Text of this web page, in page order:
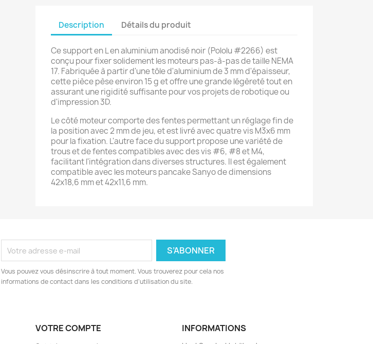
Description Détails du produit
Ce support en L en aluminium anodisé noir (Pololu #2266) est
conçu pour fixer solidement les moteurs pas-à-pas de taille NEMA
17. Fabriquée à partir d'une tôle d'aluminium de 3 mm d'épaisseur,
cette pièce pèse environ 15 g et offre une grande légèreté tout en
assurant une rigidité suffisante pour vos projets de robotique ou
d'impression 3D.
Le côté moteur comporte des fentes permettant un réglage fin de
la position avec 2 mm de jeu, et est livré avec quatre vis M3x6 mm
pour la fixation. L'autre face du support propose une variété de
trous et de fentes compatibles avec des vis #6, #8 et M4,
facilitant l'intégration dans diverses structures. Il est également
compatible avec les moteurs pancake Sanyo de dimensions
42x18,6 mm et 42x11,6 mm.
Vous pouvez vous désinscrire à tout moment. Vous trouverez pour cela nos
informations de contact dans les conditions d'utilisation du site.
VOTRE COMPTE INFORMATIONS